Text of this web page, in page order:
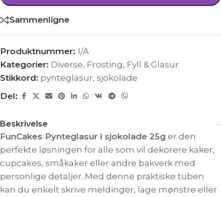
Sammenligne
Produktnummer: I/A
Kategorier: Diverse, Frosting, Fyll & Glasur
Stikkord: pynteglasur, sjokolade
Del:
Beskrivelse
FunCakes Pynteglasur i sjokolade 25g er den
perfekte løsningen for alle som vil dekorere kaker,
cupcakes, småkaker eller andre bakverk med
personlige detaljer. Med denne praktiske tuben
kan du enkelt skrive meldinger, lage mønstre eller